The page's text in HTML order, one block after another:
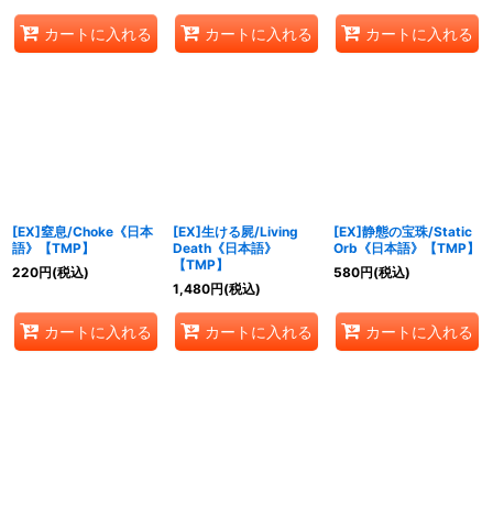
カートに入れる カートに入れる カートに入れる
[EX]窒息/Choke《日本
語》【TMP】
220円(税込)
カートに入れる
[EX]生ける屍/Living
Death《日本語》
【TMP】
1,480円(税込)
カートに入れる
[EX]静態の宝珠/Static
Orb《日本語》【TMP】
580円(税込)
カートに入れる